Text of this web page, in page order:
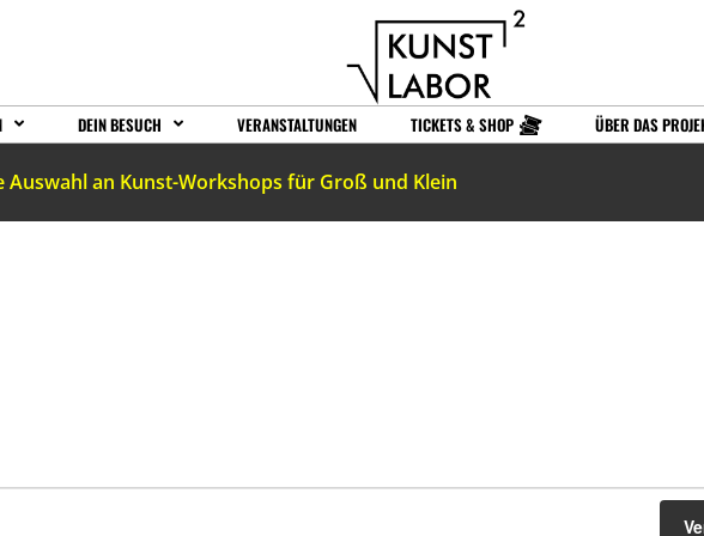
DEIN BESUCH VERANSTALTUNGEN TICKETS & SHOP ÜBER DAS
Auswahl an Kunst-Workshops für Groß und Klein